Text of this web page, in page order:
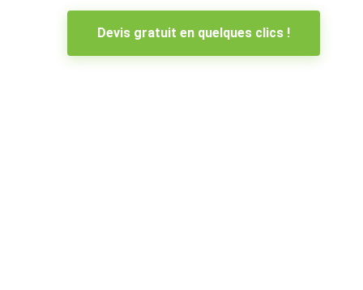
Devis gratuit en quelques clics !